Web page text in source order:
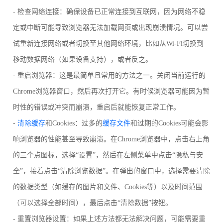
- 检查网络连接：确保设备已正常连接到互联网，因为网络不稳
定或中断可能导致浏览器无法加载网页或出现崩溃情况。可以尝
试重新连接网络或者切换至其他网络环境，比如从Wi-Fi切换到
移动数据网络（如果设备支持），或者反之。
- 重启浏览器：这是最简单且常用的方法之一。关闭当前运行的
Chrome浏览器窗口，然后再次打开它。有时候浏览器可能因为暂
时性的错误或冲突而崩溃，重启后就能恢复正常工作。
- 清除缓存和Cookies：过多的缓存文件和过期的Cookies可能会影
响浏览器的性能甚至导致崩溃。在Chrome浏览器中，点击右上角
的三个点图标，选择“设置”，然后在左侧菜单中点击“隐私与安
全”，接着点击“清除浏览数据”。在弹出的窗口中，选择需要清除
的数据类型（如缓存的图片和文件、Cookies等）以及时间范围
（可以选择全部时间），最后点击“清除数据”按钮。
- 重置浏览器设置：如果上述方法都无法解决问题，可能需要重